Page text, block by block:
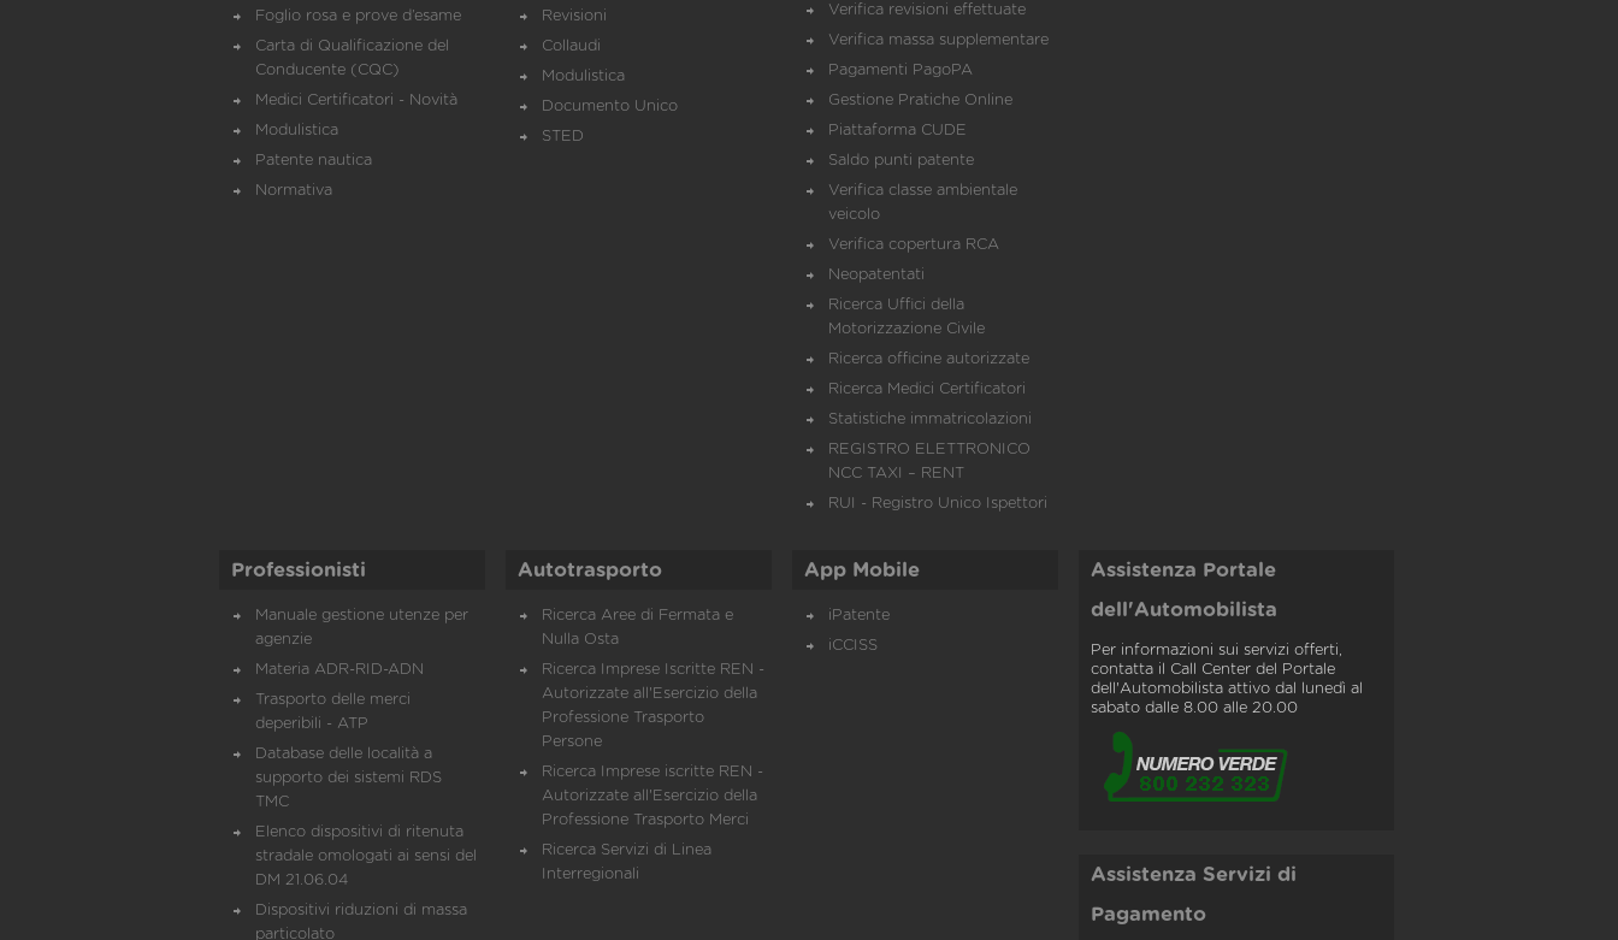
Foglio rosa e prove d’esame
Carta di Qualificazione del
Conducente (CQC)
Medici Certificatori - Novità
Modulistica
Patente nautica
Normativa
Revisioni
Collaudi
Modulistica
Documento Unico
STED
Verifica revisioni effettuate
Verifica massa supplementare
Pagamenti PagoPA
Gestione Pratiche Online
Piattaforma CUDE
Saldo punti patente
Verifica classe ambientale
veicolo
Verifica copertura RCA
Neopatentati
Ricerca Uffici della
Motorizzazione Civile
Ricerca officine autorizzate
Ricerca Medici Certificatori
Statistiche immatricolazioni
REGISTRO ELETTRONICO
NCC TAXI – RENT
RUI - Registro Unico Ispettori
Professionisti
Manuale gestione utenze per
agenzie
Materia ADR-RID-ADN
Trasporto delle merci
deperibili - ATP
Database delle località a
supporto dei sistemi RDS
TMC
Elenco dispositivi di ritenuta
stradale omologati ai sensi del
DM 21.06.04
Dispositivi riduzioni di massa
particolato
Autotrasporto
Ricerca Aree di Fermata e
Nulla Osta
Ricerca Imprese Iscritte REN -
Autorizzate all'Esercizio della
Professione Trasporto
Persone
Ricerca Imprese iscritte REN -
Autorizzate all'Esercizio della
Professione Trasporto Merci
Ricerca Servizi di Linea
Interregionali
App Mobile
iPatente
iCCISS
Assistenza Portale
dell'Automobilista
Per informazioni sui servizi offerti,
contatta il Call Center del Portale
dell'Automobilista attivo dal lunedì al
sabato dalle 8.00 alle 20.00
Assistenza Servizi di
Pagamento